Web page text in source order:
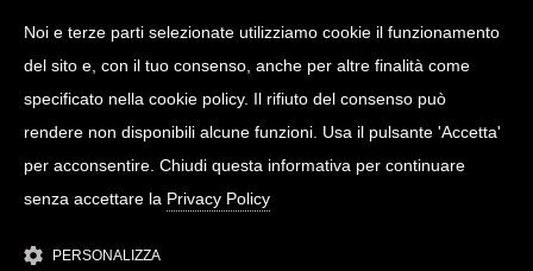
Noi e terze parti selezionate utilizziamo cookie il funzionamento
del sito e, con il tuo consenso, anche per altre finalità come
specificato nella cookie policy. Il rifiuto del consenso può
rendere non disponibili alcune funzioni. Usa il pulsante 'Accetta'
per acconsentire. Chiudi questa informativa per continuare
senza accettare la Privacy Policy
PERSONALIZZA